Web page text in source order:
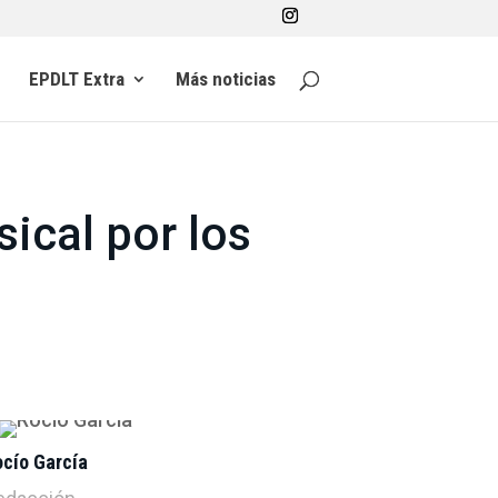
EPDLT Extra Más noticias
por los
García